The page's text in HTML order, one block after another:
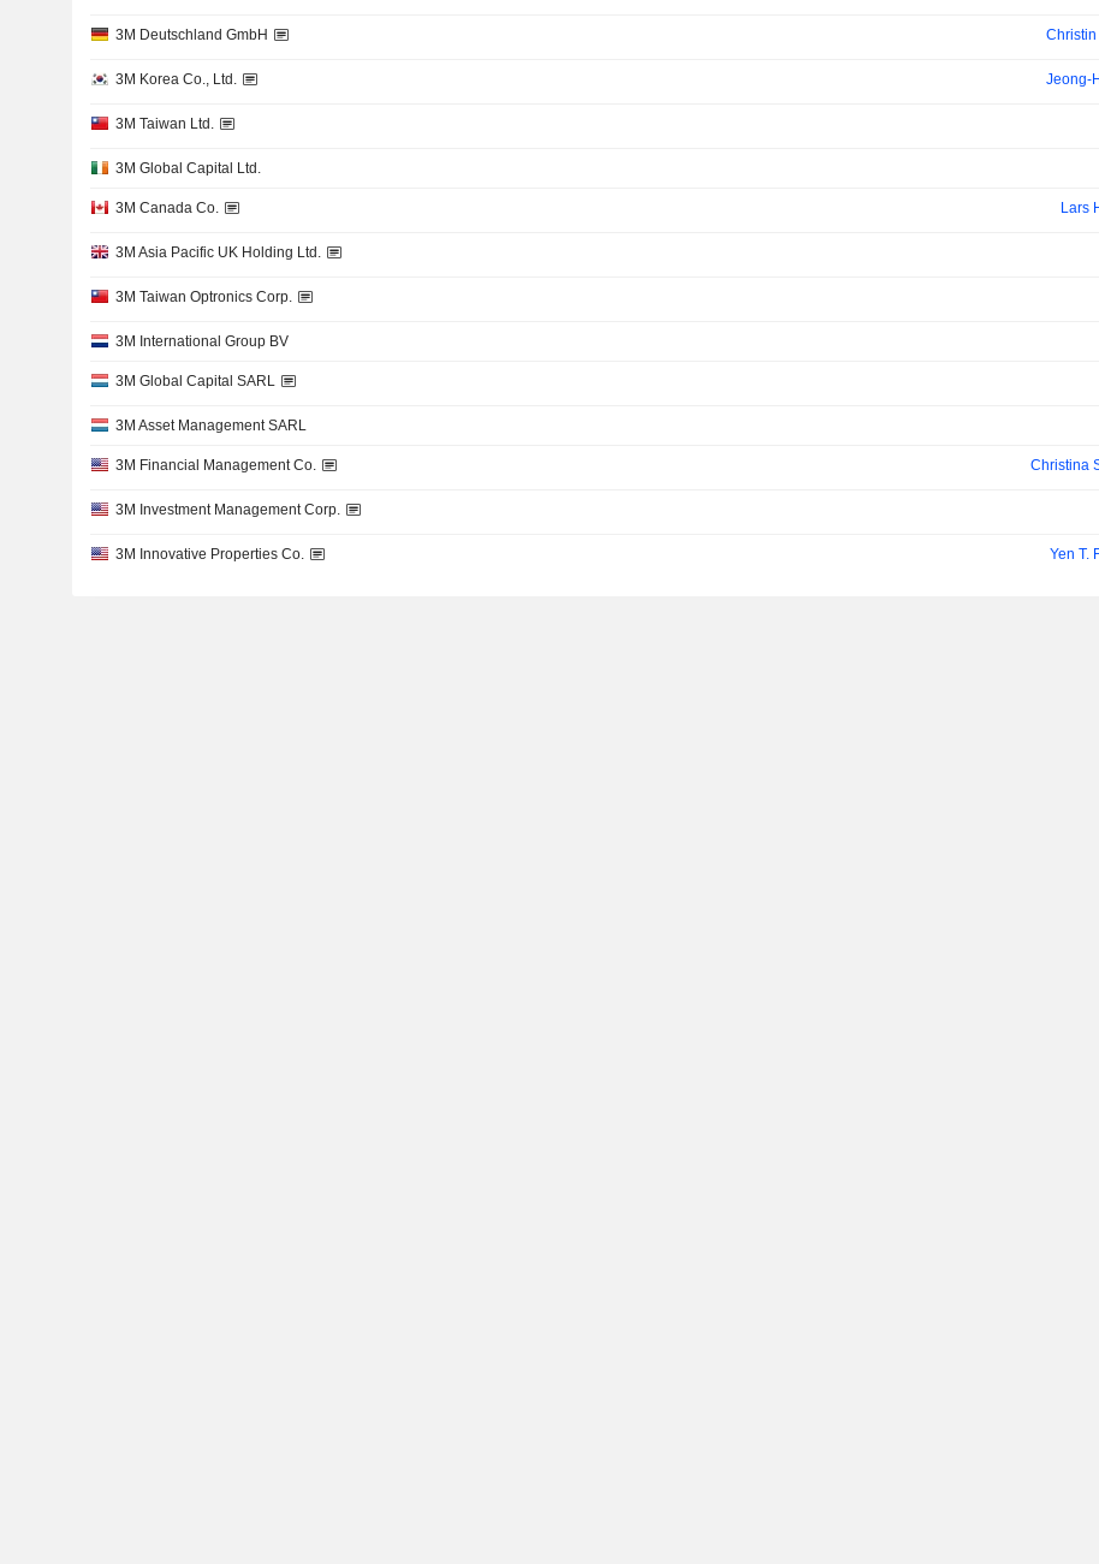
3M Deutschland GmbH
3M Korea Co., Ltd. Jeong-
3M Taiwan Ltd.
3M Global Capital Ltd.
3M Canada Co. Lars
3M Asia Pacific UK Holding Ltd.
3M Taiwan Optronics Corp.
3M International Group BV
3M Global Capital SARL
3M Asset Management SARL
3M Financial Management Co. Christina
3M Investment Management Corp.
3M Innovative Properties Co. Yen T.